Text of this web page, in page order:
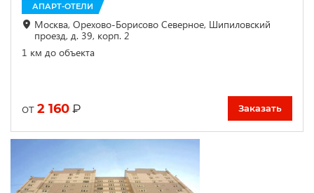
АПАРТ-ОТЕЛИ
Москва, Орехово-Борисово Северное, Шипиловский
проезд, д. 39, корп. 2
1 км до объекта
от 2 160 ₽ Заказать